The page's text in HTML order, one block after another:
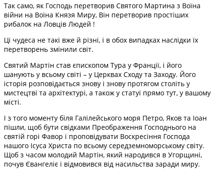
Так само, як Господь перетворив Святого Мартина з Воїна
війни на Воїна Князя Миру, Він перетворив простіших
рибалок на Ловців Людей !
Ці чудеса не такі вже й різні, і в обох випадках наслідки їх
перетворень змінили світ.
Святий Мартін став єпископом Тура у Франції, і його
шанують у всьому світі – у Церквах Сходу та Заходу. Його
історія розповідається знову і знову протягом століть у
мистецтві та архітектурі, а також у статуї прямо тут, у вашому
місті.
І з того моменту біля Галілейського моря Петро, ​​Яков та Іоан
пішли, щоб бути свідками Преображення Господнього на
святій горі Фавор і проповідувати Воскресіння Господа
нашого Ісуса Христа по всьому середземноморському світу.
Щоб з часом молодий Мартін, який народився в Угорщині,
почув Євангеліє і відмовився від насильства заради миру.